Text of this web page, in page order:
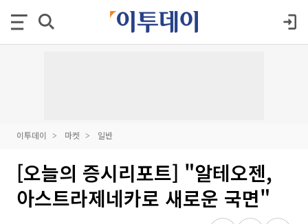
이투데이 마켓 일반
[오늘의 증시리포트] "알테오젠,
아스트라제네카로 새로운 국면"